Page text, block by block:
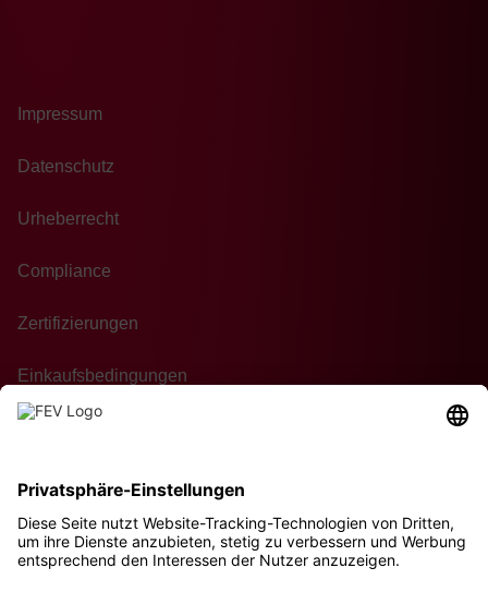
Impressum
Datenschutz
Urheberrecht
Compliance
Zertifizierungen
Einkaufsbedingungen
Nachhaltigkeit